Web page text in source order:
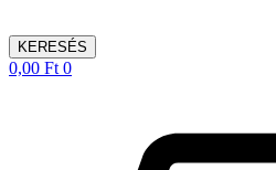
KERESÉS
0,00 Ft 0